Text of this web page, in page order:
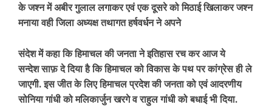
के जश्न में अबीर गुलाल लगाकर एवं एक दूसरे को मिठाई खिलाकर जश्न
मनाया वही जिला अध्यक्ष तथागत हर्षवर्धन ने अपने
संदेश में कहा कि हिमाचल की जनता ने इतिहास रच कर आज ये
सन्देश साफ़ दे दिया है कि हिमाचल को विकास के पथ पर कांग्रेस ही ले
जाएगी. इस जीत के लिए हिमाचल प्रदेश की जनता को एवं आदरणीय
सोनिया गांधी को मलिकार्जुन खरगे व राहुल गांधी को बधाई भी दिया.